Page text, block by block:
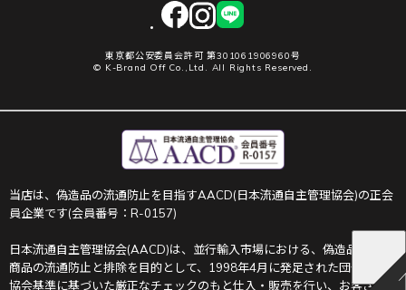
facebookinstagram
LINE
東京都公安委員会許可 第301061906960号
© K-Brand Off Co.,Ltd. All Rights Reserved.
当店は、偽造品の流通防止を目指すAACD(日本流通自主管理協会)の正会
員企業です(会員番号：R-0157)
日本流通自主管理協会(AACD)は、並行輸入市場における、偽造品や不正
商品の流通防止と排除を目的として、1998年4月に発足された団体です。
協会基準に基づいた厳正なチェックのもと仕入・販売を行い、お客さま